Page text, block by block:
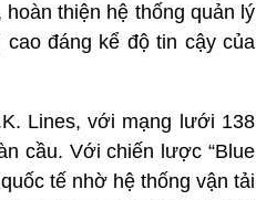
thiện hệ thống quản lý
đáng kể độ tin cậy của
Lines, với mạng lưới 138
cầu. Với chiến lược “Blue
tế nhờ hệ thống vận tải